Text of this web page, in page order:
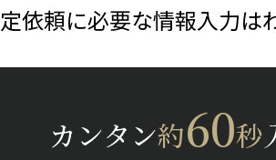
依頼に必要な情報入力は
カンタン約60秒